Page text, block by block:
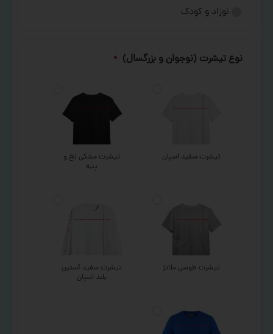
نوزاد و کودک
نوع تیشرت (نوجوان و بزرگسال) *
تیشرت سفید اسپان
تیشرت مشکی نخ و
پنبه
تیشرت طوسی ملانژ
تیشرت سفید آستین
بلند اسپان